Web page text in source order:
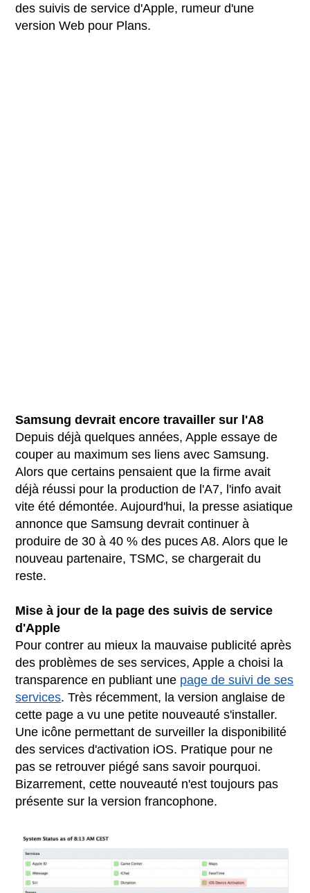
des suivis de service d'Apple, rumeur d'une
version Web pour Plans.
Samsung devrait encore travailler sur l'A8
Depuis déjà quelques années, Apple essaye de
couper au maximum ses liens avec Samsung.
Alors que certains pensaient que la firme avait
déjà réussi pour la production de l'A7, l'info avait
vite été démontée. Aujourd'hui, la presse asiatique
annonce que Samsung devrait continuer à
produire de 30 à 40 % des puces A8. Alors que le
nouveau partenaire, TSMC, se chargerait du
reste.
Mise à jour de la page des suivis de service
d'Apple
Pour contrer au mieux la mauvaise publicité après
des problèmes de ses services, Apple a choisi la
transparence en publiant une page de suivi de ses
services. Très récemment, la version anglaise de
cette page a vu une petite nouveauté s'installer.
Une icône permettant de surveiller la disponibilité
des services d'activation iOS. Pratique pour ne
pas se retrouver piégé sans savoir pourquoi.
Bizarrement, cette nouveauté n'est toujours pas
présente sur la version francophone.